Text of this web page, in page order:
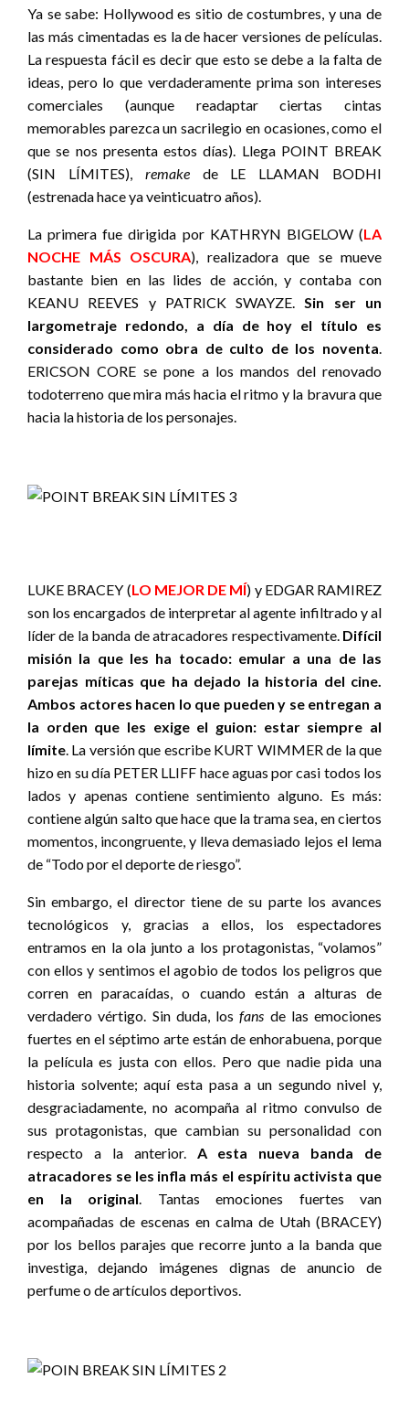
Ya se sabe: Hollywood es sitio de costumbres, y una de
las más cimentadas es la de hacer versiones de películas.
La respuesta fácil es decir que esto se debe a la falta de
ideas, pero lo que verdaderamente prima son intereses
comerciales (aunque readaptar ciertas cintas
memorables parezca un sacrilegio en ocasiones, como el
que se nos presenta estos días). Llega POINT BREAK
(SIN LÍMITES), remake de LE LLAMAN BODHI
(estrenada hace ya veinticuatro años).
La primera fue dirigida por KATHRYN BIGELOW (LA
NOCHE MÁS OSCURA), realizadora que se mueve
bastante bien en las lides de acción, y contaba con
KEANU REEVES y PATRICK SWAYZE.Sin ser un
largometraje redondo, a día de hoy el título es
considerado como obra de culto de los noventa.
ERICSON CORE se pone a los mandos del renovado
todoterreno que mira más hacia el ritmo y la bravura que
hacia la historia de los personajes.
LUKE BRACEY (LO MEJOR DE MÍ) y EDGAR RAMIREZ
son los encargados de interpretar al agente infiltrado y al
líder de la banda de atracadores respectivamente. Difícil
misión la que les ha tocado: emular a una de las
parejas míticas que ha dejado la historia del cine.
Ambos actores hacen lo que pueden y se entregan a
la orden que les exige el guion: estar siempre al
límite. La versión que escribe KURT WIMMER de la que
hizo en su día PETER LLIFF hace aguas por casi todos los
lados y apenas contiene sentimiento alguno. Es más:
contiene algún salto que hace que la trama sea, en ciertos
momentos, incongruente, y lleva demasiado lejos el lema
de “Todo por el deporte de riesgo”.
Sin embargo, el director tiene de su parte los avances
tecnológicos y, gracias a ellos, los espectadores
entramos en la ola junto a los protagonistas, “volamos”
con ellos y sentimos el agobio de todos los peligros que
corren en paracaídas, o cuando están a alturas de
verdadero vértigo. Sin duda, losfans de las emociones
fuertes en el séptimo arte están de enhorabuena, porque
la película es justa con ellos. Pero que nadie pida una
historia solvente; aquí esta pasa a un segundo nivel y,
desgraciadamente, no acompaña al ritmo convulso de
sus protagonistas, que cambian su personalidad con
respecto a la anterior. A esta nueva banda de
atracadores se les infla más el espíritu activista que
en la original. Tantas emociones fuertes van
acompañadas de escenas en calma de Utah (BRACEY)
por los bellos parajes que recorre junto a la banda que
investiga, dejando imágenes dignas de anuncio de
perfume o de artículos deportivos.